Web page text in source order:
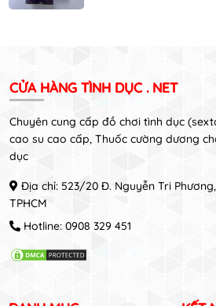
CỬA HÀNG TÌNH DỤC . NET
Chuyên cung cấp đồ chơi tình dục
cao su cao cấp, Thuốc cường dương
dục
Địa chỉ: 523/20 Đ. Nguyễn Tri
TPHCM
Hotline: 0908 329 451